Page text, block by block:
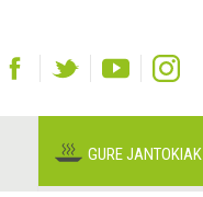
GURE JANTOKIAK